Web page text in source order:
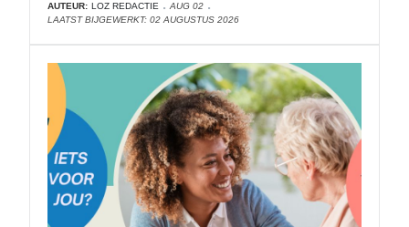
AUTEUR: LOZ REDACTIE
AUG 02
LAATST BIJGEWERKT: 02 AUGUSTUS 2026